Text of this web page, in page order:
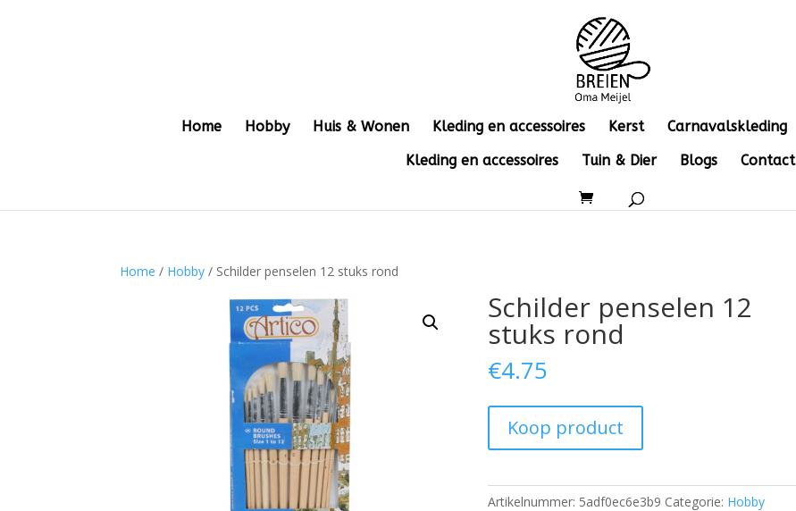
Home Hobby Huis & Wonen Kleding en accessoires Kerst Carnavalskleding
Kleding en accessoires
Tuin & Dier Blogs Contact
Home / Hobby / Schilder penselen 12 stuks rond
Schilder penselen 12
stuks rond
€4.75
Koop product
Artikelnummer: 5adf0ec6e3b9 Categorie: Hobby